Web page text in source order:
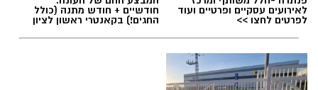
לאירועים עסקיים ופרטיים ועוד
לפרטים לחצו >>
חודשיים + חודש מתנה (כולל
החגים!) בקאנטרי ראשון לציון